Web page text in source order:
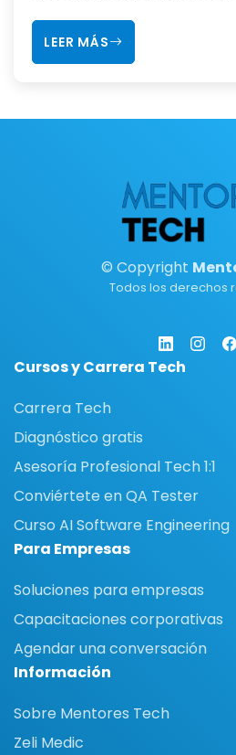
LEER MÁS
© Copyright
Todos los derechos
Cursos y Carrera Tech
Carrera Tech
Diagnóstico gratis
Asesoría Profesional Tech 1:1
Conviértete en QA Tester
Curso AI Software Engineering
Para Empresas
Soluciones para empresas
Capacitaciones corporativas
Agendar una conversación
Información
Sobre Mentores Tech
Zeli Medic